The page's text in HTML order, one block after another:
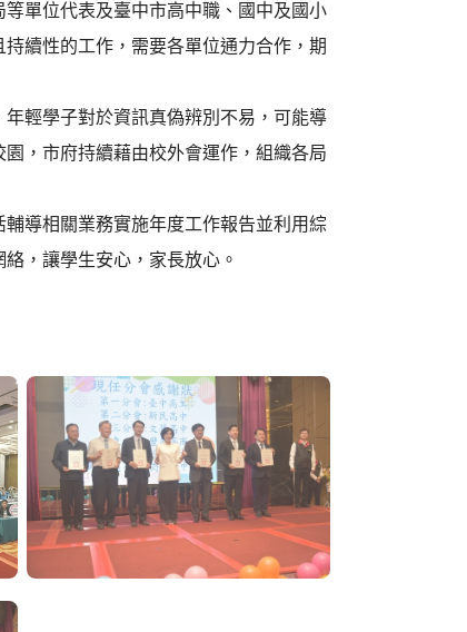
單位代表及臺中市高中職、國中及國小
續性的工作，需要各單位通力合作，期
輕學子對於資訊真偽辨別不易，可能導
，市府持續藉由校外會運作，組織各局
導相關業務實施年度工作報告並利用綜
，讓學生安心，家長放心。